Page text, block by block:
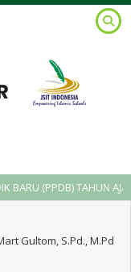
(PPDB) TAHUN
Gultom, S.Pd., M.Pd